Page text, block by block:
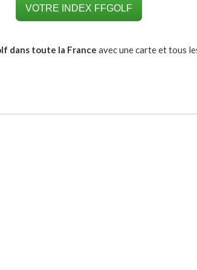
VOTRE INDEX FFGOLF
dans toute la France avec une carte et tous